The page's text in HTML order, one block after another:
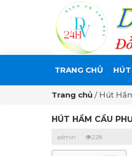
TRANG CHỦ
Trang chủ / Hút
HÚT HẦM CẦU
admin 228